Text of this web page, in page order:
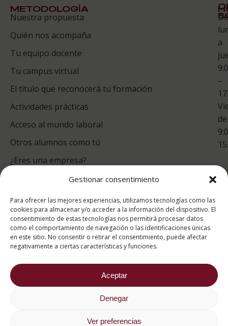
Gestionar consentimiento
Para ofrecer las mejores experiencias, utilizamos tecnologías como las
cookies para almacenar y/o acceder a la información del dispositivo. El
consentimiento de estas tecnologías nos permitirá procesar datos
como el comportamiento de navegación o las identificaciones únicas
en este sitio. No consentir o retirar el consentimiento, puede afectar
negativamente a ciertas características y funciones.
Aceptar
Denegar
Ver preferencias
METODOLOGÍA
Nuestra propuesta
Quién nos acompaña
Tu equipo docente
Tu campus virtual
El título que reconocerá tu formación
Actividades prácticas
Acceso al mundo laboral
Otros alumnos como tú
¿Eres una empresa?
Te
De
a
–
de
puntuación para ESAH
9.4/10
basado en1331
Valoraciones soportado por
eKomi
2026 ® Estudios Superiores Abiertos de Hostelería
Aviso Legal
Política de cookies